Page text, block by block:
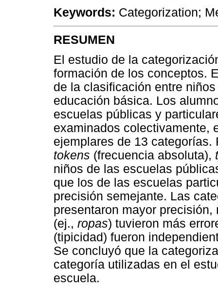
Keywords: Categorization;
RESUMEN
El estudio de la
formación de los conceptos.
de la clasificación entre
educación básica. Los
escuelas públicas y
examinados colectivamente,
ejemplares de 13
tokens (frecuencia absoluta),
niños de las escuelas
que los de las escuelas
precisión semejante. Las
presentaron mayor
(ej., ropas) tuvieron más
(tipicidad) fueron
Se concluyó que la
categoría utilizadas en el
escuela.